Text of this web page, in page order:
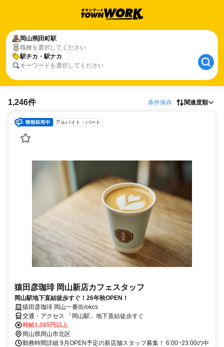
岡山県 田町駅
職種を選択してください
駅チカ・駅ナカ
キーワードを選択してください
1,246件 条件保存 関連度順
アルバイト・パート
猿田彦珈琲 岡山新店カフェスタッフ
岡山駅地下直結徒歩すぐ！26年秋OPEN！
猿田彦珈琲 岡山一番街/okcs
交通・アクセス 「岡山駅」地下直結徒歩すぐ
時給1,085円以上
岡山県岡山市北区
勤務時間詳細 9月OPEN予定の新店舗スタッフ募集！ 6:00~23:00の中